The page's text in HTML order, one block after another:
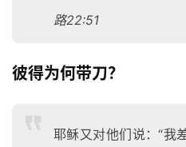
路22:51
彼得为何带刀？
耶稣又对他们说：“我